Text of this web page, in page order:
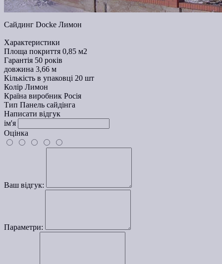
Сайдинг Docke Лимон
Характеристики
Площа покриття 0,85 м2
Гарантія 50 років
довжина 3,66 м
Кількість в упаковці 20 шт
Колір Лимон
Країна виробник Росія
Тип Панель сайдінга
Написати відгук
ім'я
Оцінка
Ваш відгук:
Параметри: